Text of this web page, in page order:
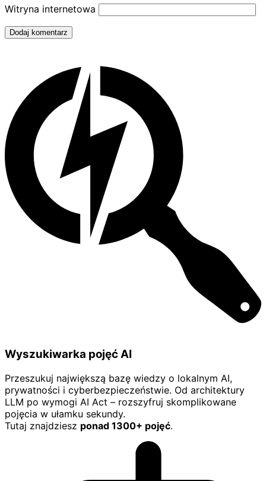
Witryna internetowa
Dodaj komentarz
Wyszukiwarka pojęć AI
Przeszukuj największą bazę wiedzy o lokalnym AI,
prywatności i cyberbezpieczeństwie. Od architektury
LLM po wymogi AI Act – rozszyfruj skomplikowane
pojęcia w ułamku sekundy.
Tutaj znajdziesz ponad 1300+ pojęć.